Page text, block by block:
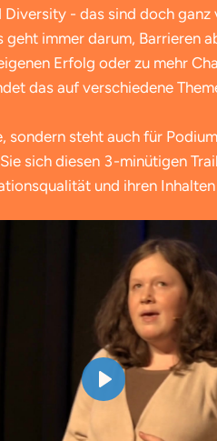
- das sind doch ganz
geht immer darum, Barrieren
Erfolg oder zu mehr
das auf verschiedene
sondern steht auch für
sich diesen 3-minütigen
und ihren Inhalten